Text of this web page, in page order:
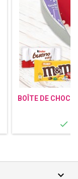
BOÎTE DE

